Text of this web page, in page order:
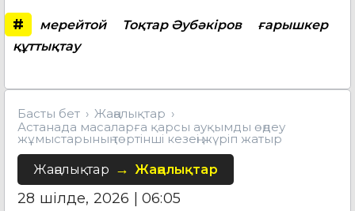
# мерейтой Тоқтар Әубәкіров
ғарышкер
құттықтау
Басты бет
Жаңалықтар
Астанада масаларға қарсы ауқымды өңдеу
жұмыстарының төртінші кезеңі жүріп жатыр
Жаңалықтар Жаңалықтар
28 шілде, 2026 | 06:05